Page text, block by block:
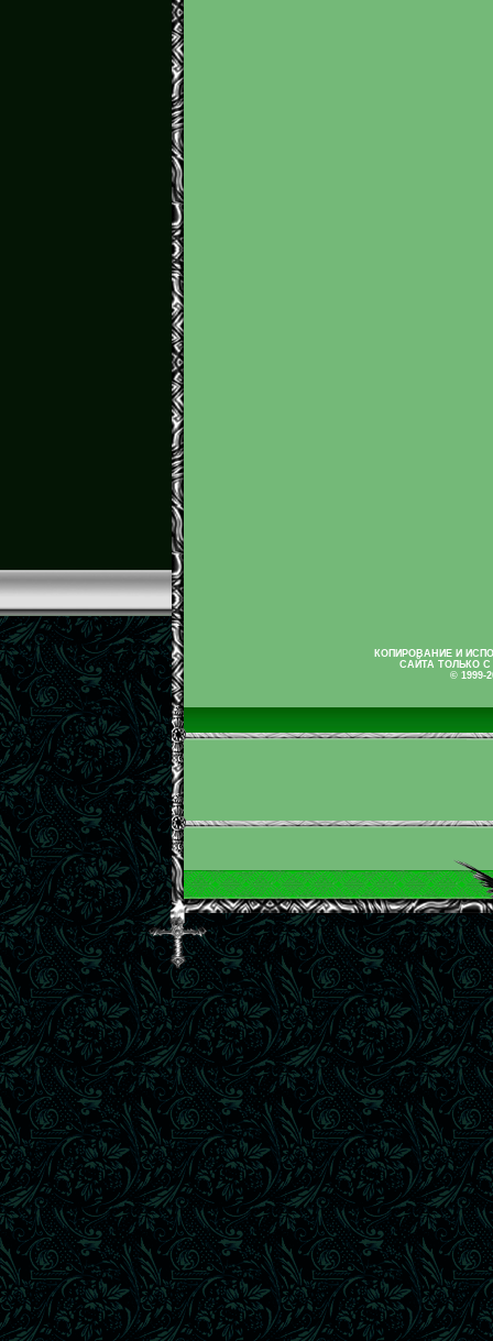
КОПИРОВАНИЕ И
САЙТА ТОЛЬКО
© 1999-